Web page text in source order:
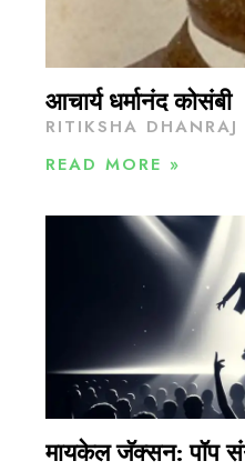
आचार्य धर्मानंद कोसंबी
RITIKSHA DHANRAJ
READ MORE »
मायकेल जॅक्सन: पॉप